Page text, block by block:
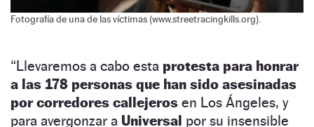
Fotografía de una de las víctimas (www.streetracingkills.org).
“Llevaremos a cabo esta protesta para honrar
a las 178 personas que han sido asesinadas
por corredores callejeros en Los Ángeles, y
para avergonzar a Universal por su insensible